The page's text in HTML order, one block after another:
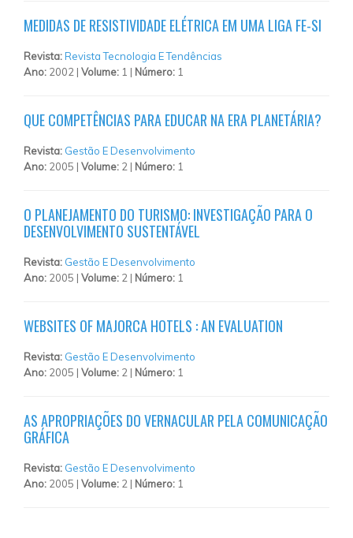
MEDIDAS DE RESISTIVIDADE ELÉTRICA EM UMA LIGA FE-SI
Revista:Revista Tecnologia E Tendências
Ano: 2002 | Volume: 1 | Número: 1
QUE COMPETÊNCIAS PARA EDUCAR NA ERA PLANETÁRIA?
Revista: Gestão E Desenvolvimento
Ano: 2005 | Volume: 2 | Número: 1
O PLANEJAMENTO DO TURISMO: INVESTIGAÇÃO PARA O
DESENVOLVIMENTO SUSTENTÁVEL
Revista: Gestão E Desenvolvimento
Ano: 2005 | Volume: 2 | Número: 1
WEBSITES OF MAJORCA HOTELS : AN EVALUATION
Revista: Gestão E Desenvolvimento
Ano: 2005 | Volume: 2 | Número: 1
AS APROPRIAÇÕES DO VERNACULAR PELA COMUNICAÇÃO
GRÁFICA
Revista: Gestão E Desenvolvimento
Ano: 2005 | Volume: 2 | Número: 1